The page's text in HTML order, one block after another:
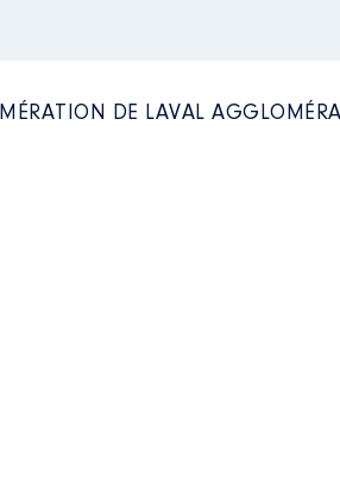
DE LAVAL